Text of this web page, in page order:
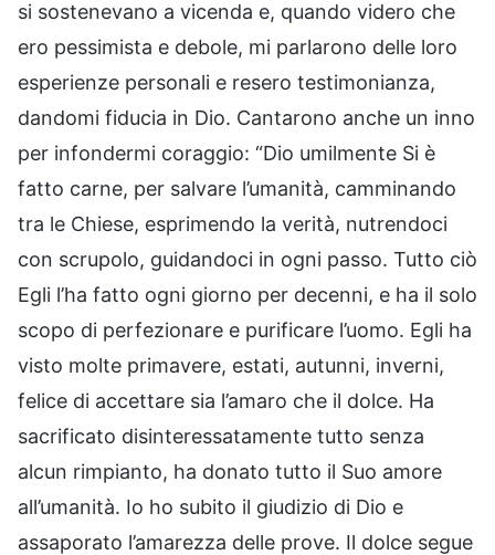
si sostenevano a vicenda e, quando videro che
ero pessimista e debole, mi parlarono delle loro
esperienze personali e resero testimonianza,
dandomi fiducia in Dio. Cantarono anche un inno
per infondermi coraggio: “Dio umilmente Si è
fatto carne, per salvare l’umanità, camminando
tra le Chiese, esprimendo la verità, nutrendoci
con scrupolo, guidandoci in ogni passo. Tutto ciò
Egli l’ha fatto ogni giorno per decenni, e ha il solo
scopo di perfezionare e purificare l’uomo. Egli ha
visto molte primavere, estati, autunni, inverni,
felice di accettare sia l’amaro che il dolce. Ha
sacrificato disinteressatamente tutto senza
alcun rimpianto, ha donato tutto il Suo amore
all’umanità. Io ho subito il giudizio di Dio e
assaporato l’amarezza delle prove. Il dolce segue